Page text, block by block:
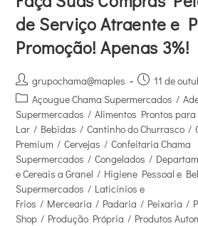
de Serviço Atraente e
Promoção! Apenas 3%!
grupochama@maples
11 de
Açougue Chama Supermercados /
Supermercados / Alimentos Prontos para
Lar / Bebidas / Cantinho do Churrasco /
Premium / Cervejas / Confeitaria Chama
Supermercados / Congelados /
e Cereais a Granel / Higiene Pessoal e
Supermercados / Laticínios e
Frios / Mercearia / Padaria / Peixaria /
Shop / Produção Própria / Produtos